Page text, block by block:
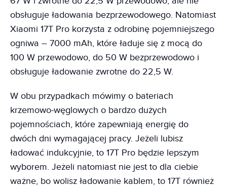
obsługuje ładowania bezprzewodowego. Natomiast
Xiaomi 17T Pro korzysta z odrobinę pojemniejszego
ogniwa – 7000 mAh, które ładuje się z mocą do
100 W przewodowo, do 50 W bezprzewodowo i
obsługuje ładowanie zwrotne do 22,5 W.
W obu przypadkach mówimy o bateriach
krzemowo-węglowych o bardzo dużych
pojemnościach, które zapewniają energię do
dwóch dni wymagającej pracy. Jeżeli lubisz
ładować indukcyjnie, to 17T Pro będzie lepszym
wyborem. Jeżeli natomiast nie jest to dla ciebie
ważne, bo wolisz ładowanie kablem, to 17T również